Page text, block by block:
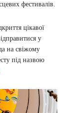
фестивалів.
цікавої
у
на свіжому
під назвою